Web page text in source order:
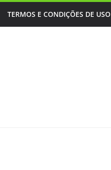
TERMOS E CONDIÇÕES DE USO